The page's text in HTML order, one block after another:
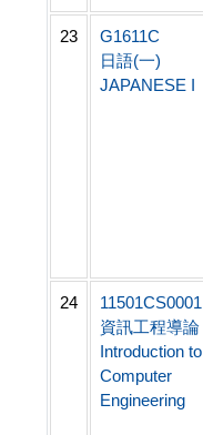
23
G1611C
日語(一)
JAPANESE I
24
11501CS0001
資訊工程導論
Introduction to
Computer
Engineering